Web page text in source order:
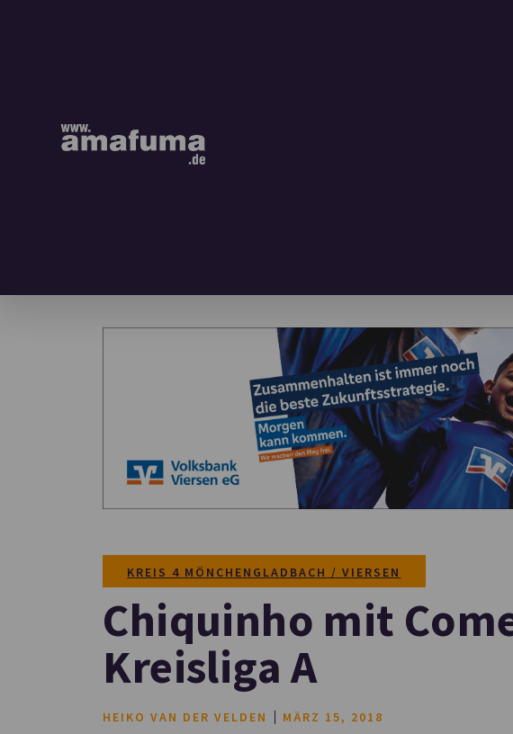
KREIS 4 MÖNCHENGLADBACH / VIERSEN
Chiquinho mit
Kreisliga A
HEIKO VAN DER VELDEN MÄRZ 15, 2018